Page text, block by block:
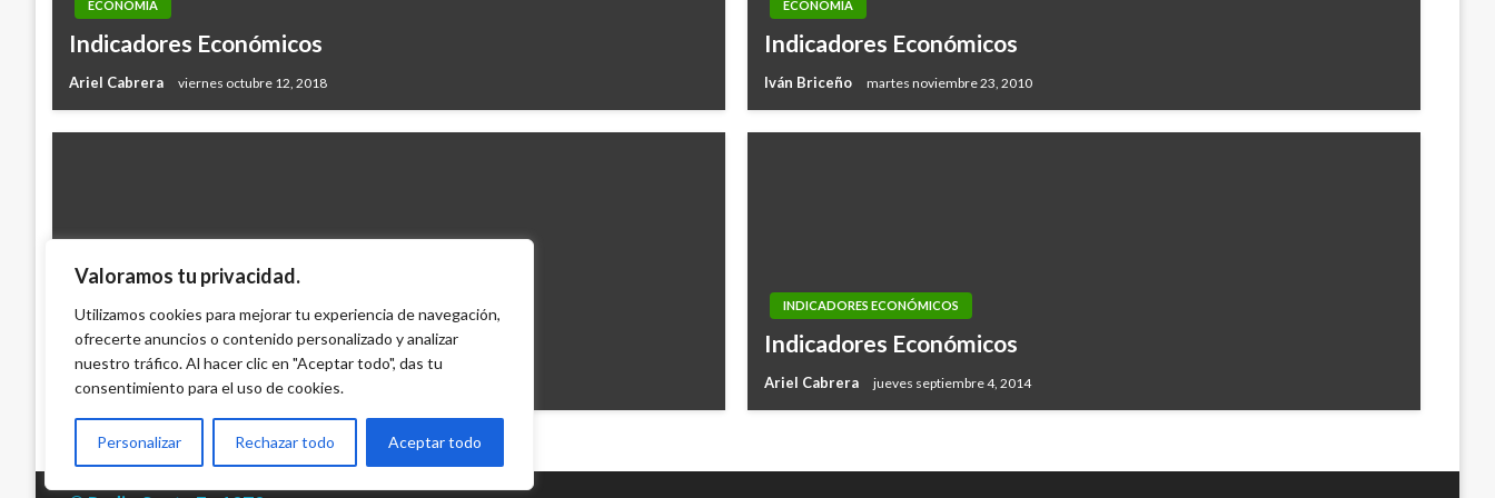
Valoramos tu privacidad.
Utilizamos cookies para mejorar tu experiencia de navegación,
ofrecerte anuncios o contenido personalizado y analizar
nuestro tráfico. Al hacer clic en "Aceptar todo", das tu
consentimiento para el uso de cookies.
Personalizar Rechazar todo Aceptar todo
ECONOMÍA
Indicadores Económicos
Ariel Cabrera viernes octubre 12, 2018
ECONOMÍA
Indicadores Económicos
Iván Briceño martes noviembre 23, 2010
Indicadores Económicos
Ariel Cabrera jueves noviembre 1, 2012
INDICADORES ECONÓMICOS
Indicadores Económicos
Ariel Cabrera jueves septiembre 4, 2014